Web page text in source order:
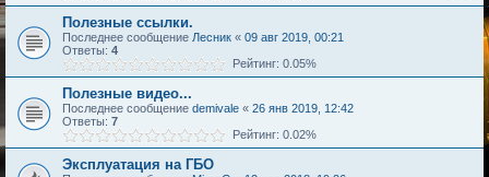
Полезные ссылки.
Последнее сообщение Лесник « 09 авг 2019, 00:21
Ответы: 4
Рейтинг: 0.05%
Полезные видео...
Последнее сообщение demivale « 26 янв 2019, 12:42
Ответы: 7
Рейтинг: 0.02%
Эксплуатация на ГБО